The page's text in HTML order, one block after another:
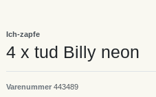
Ich-zapfe
4 x tud Billy neon
Varenummer 443489